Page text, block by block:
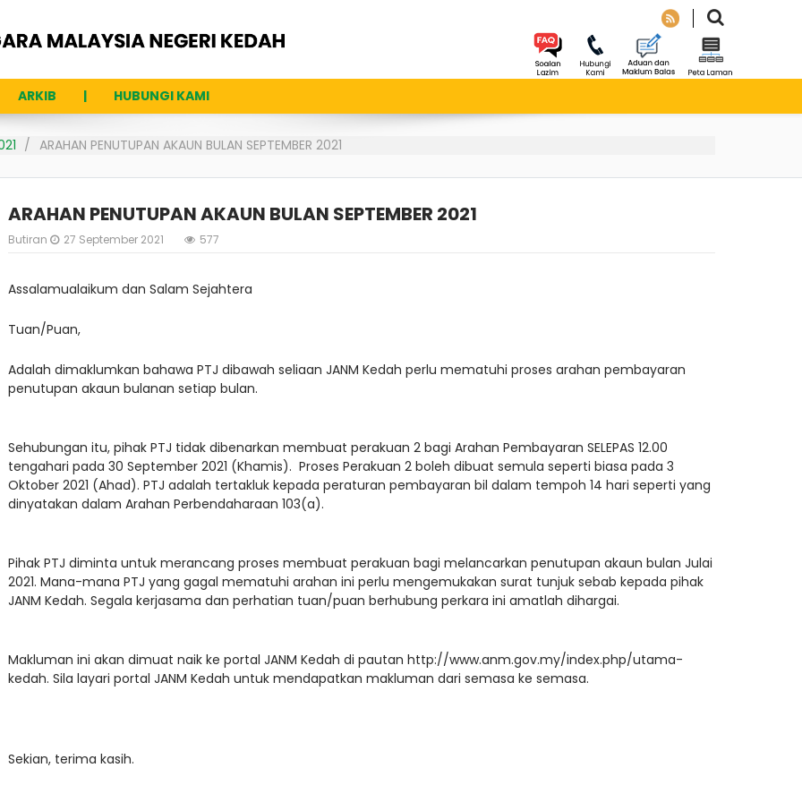
ARKIB HUBUNGI KAMI
ARAHAN PENUTUPAN AKAUN BULAN SEPTEMBER 2021
ARAHAN PENUTUPAN AKAUN BULAN SEPTEMBER 2021
Butiran 27 September 2021 577
Assalamualaikum dan Salam Sejahtera
Tuan/Puan,
Adalah dimaklumkan bahawa PTJ dibawah seliaan JANM Kedah perlu mematuhi proses arahan pembayaran
penutupan akaun bulanan setiap bulan.
Sehubungan itu, pihak PTJ tidak dibenarkan membuat perakuan 2 bagi Arahan Pembayaran SELEPAS 12.00
tengahari pada 30 September 2021 (Khamis). Proses Perakuan 2 boleh dibuat semula seperti biasa pada 3
Oktober 2021 (Ahad). PTJ adalah tertakluk kepada peraturan pembayaran bil dalam tempoh 14 hari seperti yang
dinyatakan dalam Arahan Perbendaharaan 103(a).
Pihak PTJ diminta untuk merancang proses membuat perakuan bagi melancarkan penutupan akaun bulan Julai
2021. Mana-mana PTJ yang gagal mematuhi arahan ini perlu mengemukakan surat tunjuk sebab kepada pihak
JANM Kedah. Segala kerjasama dan perhatian tuan/puan berhubung perkara ini amatlah dihargai.
Makluman ini akan dimuat naik ke portal JANM Kedah di pautan http://www.anm.gov.my/index.php/utama-
kedah. Sila layari portal JANM Kedah untuk mendapatkan makluman dari semasa ke semasa.
Sekian, terima kasih.